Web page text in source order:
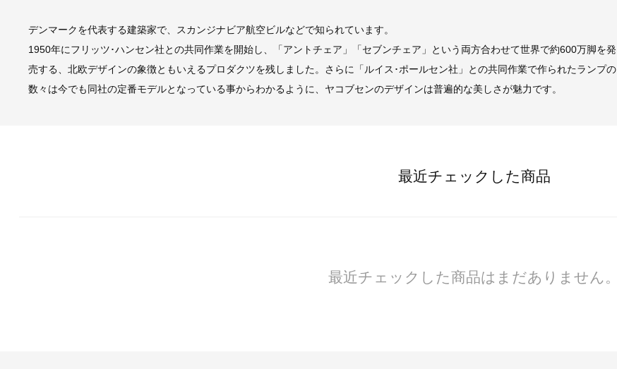
デンマークを代表する建築家で、スカンジナビア航空ビルなどで知られています。
1950年にフリッツ･ハンセン社との共同作業を開始し、「アントチェア」「セブンチェア」という両方合わせて世界で約600万脚を発
売する、北欧デザインの象徴ともいえるプロダクツを残しました。さらに「ルイス･ポールセン社」との共同作業で作られたランプの
数々は今でも同社の定番モデルとなっている事からわかるように、ヤコブセンのデザインは普遍的な美しさが魅力です。
最近チェックした商品
最近チェックした商品はまだありません。